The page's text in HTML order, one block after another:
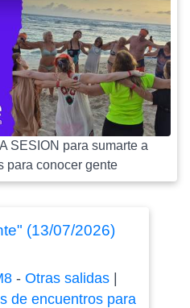
SESION para sumarte a
para conocer gente
(13/07/2026)
- Otras salidas|
de encuentros para